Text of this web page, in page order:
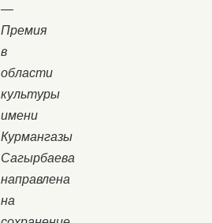
—
Премия
в
области
культуры
имени
Курмангазы
Сагырбаева
направлена
на